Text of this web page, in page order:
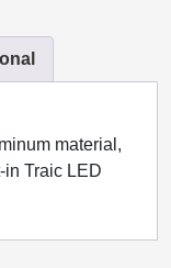
material,
in Traic LED